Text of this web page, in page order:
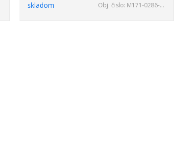
skladom Obj. čislo: M171-0286-36